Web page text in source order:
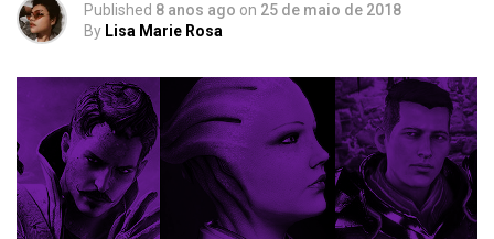
Published 8 anos ago on 25 de maio de 2018
By Lisa Marie Rosa